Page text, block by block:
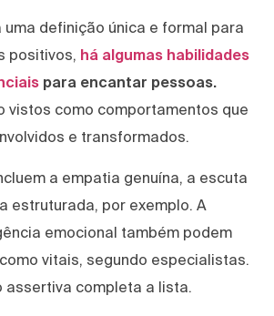
uma definição única e formal para
positivos, há algumas habilidades
para encantar pessoas.
vistos como comportamentos que
e transformados.
a empatia genuína, a escuta
estruturada, por exemplo. A
emocional também podem
vitais, segundo especialistas.
assertiva completa a lista.